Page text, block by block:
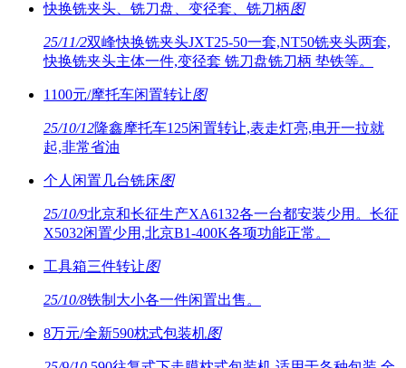
快换铣夹头、铣刀盘、变径套、铣刀柄图
25/11/2双峰快换铣夹头JXT25-50一套,NT50铣夹头两套,
快换铣夹头主体一件,变径套 铣刀盘铣刀柄 垫铁等。
1100元/摩托车闲置转让图
25/10/12隆鑫摩托车125闲置转让,表走灯亮,电开一拉就
起,非常省油
个人闲置几台铣床图
25/10/9北京和长征生产XA6132各一台都安装少用。长征
X5032闲置少用,北京B1-400K各项功能正常。
工具箱三件转让图
25/10/8铁制大小各一件闲置出售。
8万元/全新590枕式包装机图